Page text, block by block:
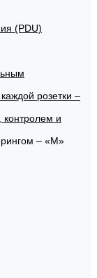
(PDU)
розетки –
контролем и
– «М»